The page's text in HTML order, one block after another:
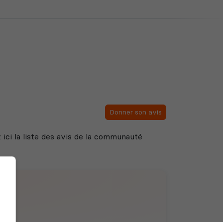
Donner son avis
ici la liste des avis de la communauté